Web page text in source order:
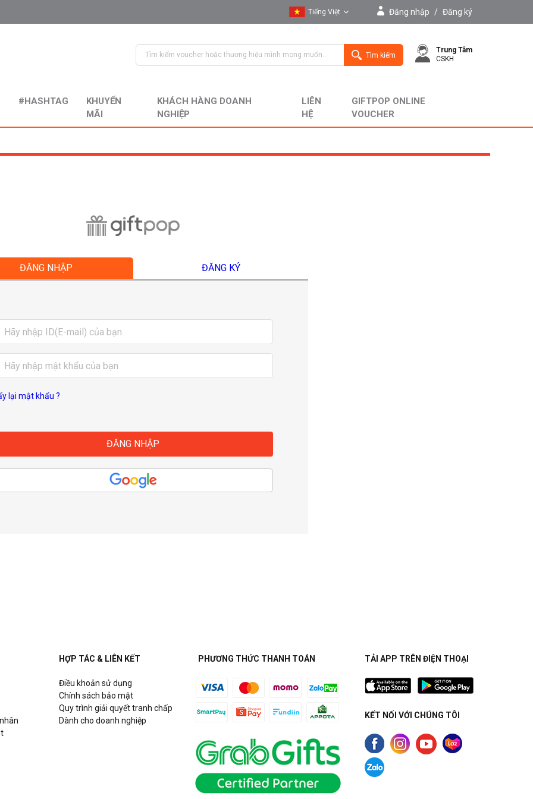
Tiếng Việt
English
Đăng nhập / Đăng ký
Tìm kiếm
Trung Tâm
CSKH
#HASHTAG
KHUYẾN
MÃI
KHÁCH HÀNG DOANH
NGHIỆP
LIÊN
HỆ
GIFTPOP ONLINE
VOUCHER
ĐĂNG NHẬP ĐĂNG KÝ
lại mật khẩu ?
HỢP TÁC & LIÊN KẾT
Điều khoản sử dụng
Chính sách bảo mật
Quy trình giải quyết tranh chấp
Dành cho doanh nghiệp
PHƯƠNG THỨC THANH TOÁN TẢI APP TRÊN ĐIỆN THOẠI
KẾT NỐI VỚI CHÚNG TÔI